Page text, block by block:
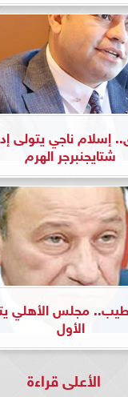
إسلام ناجي يتولى
شتايجنبرجر الهرم
مجلس الأهلي
الأول
الأعلى قراءة